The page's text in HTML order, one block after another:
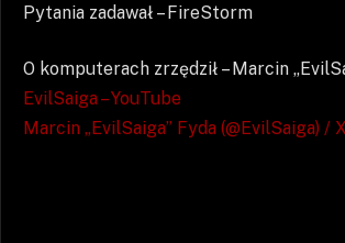
Pytania zadawał – FireStorm
O komputerach zrzędził – Marcin
EvilSaiga – YouTube
Marcin „EvilSaiga” Fyda (@EvilSaiga) / X